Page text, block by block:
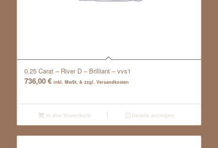
0.25 Carat – River D – Brilliant – vvs1
736,00€ inkl. MwSt. & zzgl. Versandkosten
In den Warenkorb Details anzeigen